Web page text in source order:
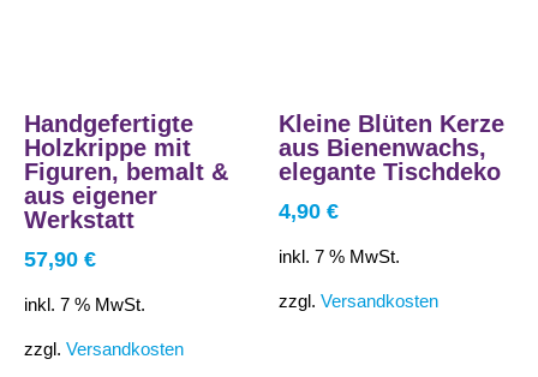
Handgefertigte
Holzkrippe mit
Figuren, bemalt &
aus eigener
Werkstatt
57,90 €
inkl. 7 % MwSt.
zzgl. Versandkosten
Kleine Blüten Kerze
aus Bienenwachs,
elegante Tischdeko
4,90€
inkl. 7 % MwSt.
zzgl.Versandkosten